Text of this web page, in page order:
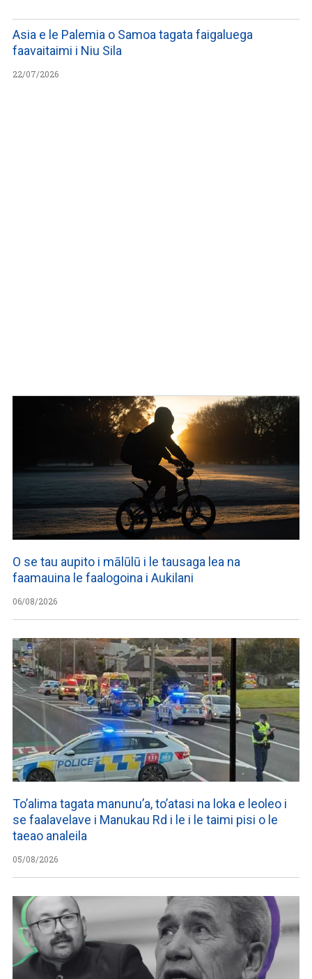
Asia e le Palemia o Samoa tagata faigaluega
faavaitaimi i Niu Sila
22/07/2026
O se tau aupito i mālūlū i le tausaga lea na
faamauina le faalogoina i Aukilani
06/08/2026
To’alima tagata manunu’a, to’atasi na loka e leoleo i
se faalavelave i Manukau Rd i le i le taimi pisi o le
taeao analeila
05/08/2026